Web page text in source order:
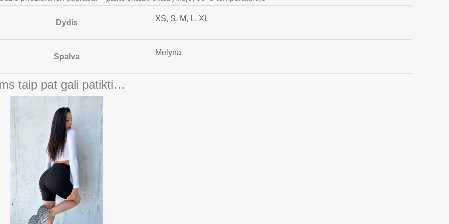
Dydis XS, S, M, L, XL
Spalva Mėlyna
taip pat gali patikti…